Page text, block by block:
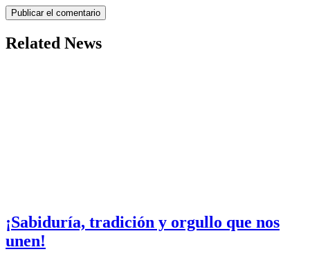
Related News
¡Sabiduría, tradición y orgullo que nos
unen!